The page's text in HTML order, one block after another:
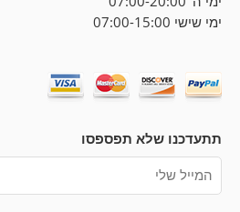
ימי שישי 07:00-15:00
תתעדכנו שלא תפספסו